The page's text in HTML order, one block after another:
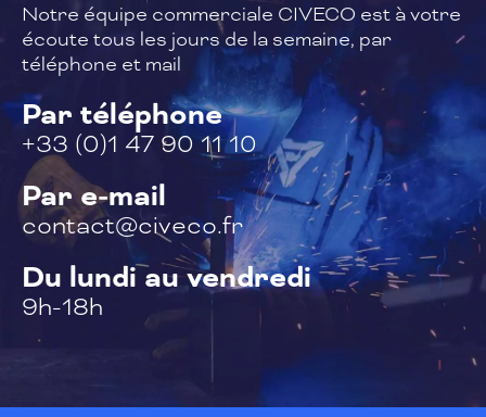
Notre équipe commerciale CIVECO est àvotre
écoute tous les jours de la semaine, par
téléphone et mail
Par téléphone
+33 (0)1 47 90 11 10
Par e-mail
contact@civeco.fr
Du lundi au vendredi
9h-18h